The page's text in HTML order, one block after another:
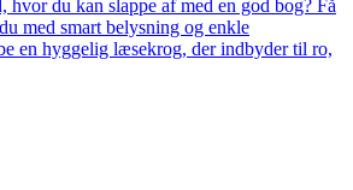
hvor du kan slappe af med en god bog? Få
med smart belysning og enkle
en hyggelig læsekrog, der indbyder til ro,